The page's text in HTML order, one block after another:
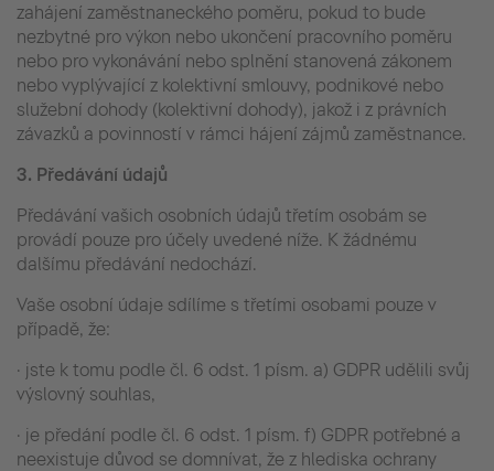
zahájení zaměstnaneckého poměru, pokud to bude
nezbytné pro výkon nebo ukončení pracovního poměru
nebo pro vykonávání nebo splnění stanovená zákonem
nebo vyplývající z kolektivní smlouvy, podnikové nebo
služební dohody (kolektivní dohody), jakož i z právních
závazků a povinností v rámci hájení zájmů zaměstnance.
3. Předávání údajů
Předávání vašich osobních údajů třetím osobám se
provádí pouze pro účely uvedené níže. K žádnému
dalšímu předávání nedochází.
Vaše osobní údaje sdílíme s třetími osobami pouze v
případě, že:
· jste k tomu podle čl. 6 odst. 1 písm. a) GDPR udělili svůj
výslovný souhlas,
· je předání podle čl. 6 odst. 1 písm. f) GDPR potřebné a
neexistuje důvod se domnívat, že z hlediska ochrany